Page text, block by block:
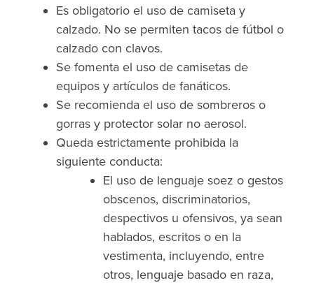
Es obligatorio el uso de camiseta y
calzado. No se permiten tacos de fútbol o
calzado con clavos.
Se fomenta el uso de camisetas de
equipos y artículos de fanáticos.
Se recomienda el uso de sombreros o
gorras y protector solar no aerosol.
Queda estrictamente prohibida la
siguiente conducta:
El uso de lenguaje soez o gestos
obscenos, discriminatorios,
despectivos u ofensivos, ya sean
hablados, escritos o en la
vestimenta, incluyendo, entre
otros, lenguaje basado en raza,